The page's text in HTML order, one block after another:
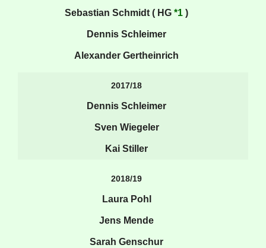
Sebastian Schmidt ( HG*1 )
Dennis Schleimer
Alexander Gertheinrich
2017/18
Dennis Schleimer
Sven Wiegeler
Kai Stiller
2018/19
Laura Pohl
Jens Mende
Sarah Genschur